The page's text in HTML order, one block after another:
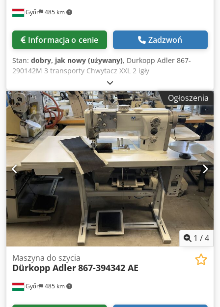
Győr 485 km
Informacja o cenie Zadzwoń
Stan: dobry, jak nowy (używany), Durkopp Adler 867-
290142M 3 transporty Chwytacz XXL 2 igły
(5/6/8/10/12...mm) automatyczna Durkopp Adler 867-
290122M 3 transporty 2 igły (5/6/8/10/12...mm) Dedpfx Aevv
E Dnjpvjck automatyczna Durkopp Adler 867-290322 3
transporty 2 igły (5/6/8/10/12...mm) automatyczna Durkopp
Adler 767 3 transporty 2 igły (5/6/8/10/12...mm)
automatyczna
Ogłoszenia
1 /4
Győr 485 km
Maszyna do szycia
Dürkopp Adler867-394342 AE